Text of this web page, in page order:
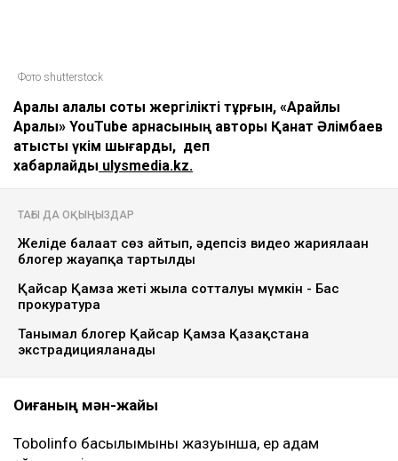
Фото shutterstock
Арқалық қалалық соты жергілікті тұрғын, «Aрайлы
Арқалық» YouTube арнасының авторы Қанат Әлімбаев
қатысты үкім шығарды, деп
хабарлайды ulysmedia.kz.
ТАҒЫ ДА ОҚЫҢЫЗДАР
Желіде балағат сөз айтып, әдепсіз видео жариялаған
блогер жауапқа тартылды
Қайсар Қамза жеті жылға сотталуы мүмкін - Бас
прокуратура
Танымал блогер Қайсар Қамза Қазақстанға
экстрадицияланады
Оқиғаның мән-жайы
Tobolinfo басылымының жазуынша, ер адам